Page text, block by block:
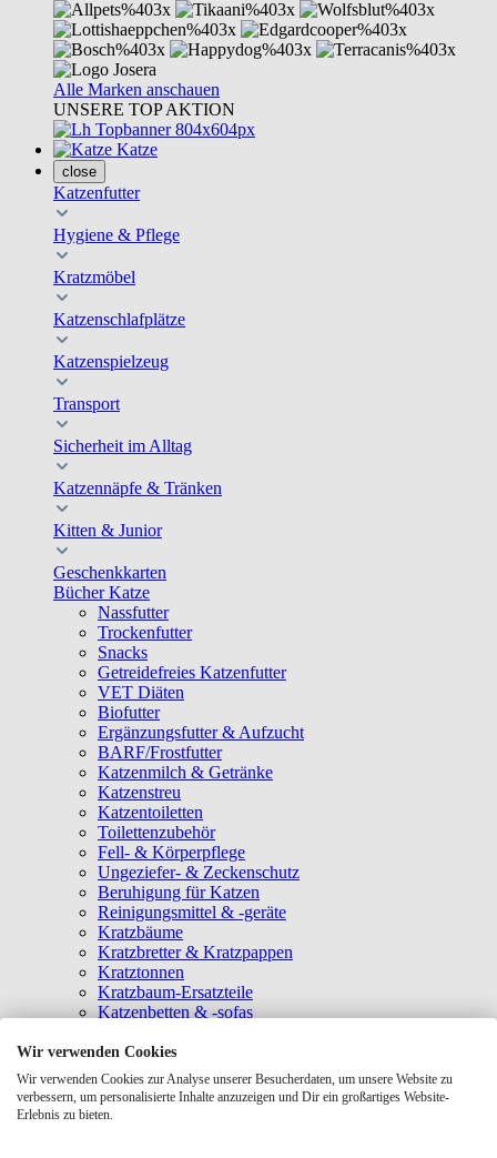
Alle Marken anschauen
UNSERE TOP AKTION
Katze
close
Katzenfutter
Hygiene & Pflege
Kratzmöbel
Katzenschlafplätze
Katzenspielzeug
Transport
Sicherheit im Alltag
Katzennäpfe & Tränken
Kitten & Junior
Geschenkkarten
Bücher Katze
Nassfutter
Trockenfutter
Snacks
Getreidefreies Katzenfutter
VET Diäten
Biofutter
Ergänzungsfutter & Aufzucht
BARF/Frostfutter
Katzenmilch & Getränke
Katzenstreu
Katzentoiletten
Toilettenzubehör
Fell- & Körperpflege
Ungeziefer- & Zeckenschutz
Beruhigung für Katzen
Reinigungsmittel & -geräte
Kratzbäume
Kratzbretter & Kratzpappen
Kratztonnen
Kratzbaum-Ersatzteile
Katzenbetten & -sofas
Katzenhäuser
Hängematten & Fensterliegeplätze
Katzendecken & -matten
Baldrian- & Catnipspielzeug
Wir verwenden Cookies
Wir verwenden Cookies zur Analyse unserer Besucherdaten, um unsere Website zu
verbessern, um personalisierte Inhalte anzuzeigen und Dir ein großartiges Website-
Erlebnis zu bieten.